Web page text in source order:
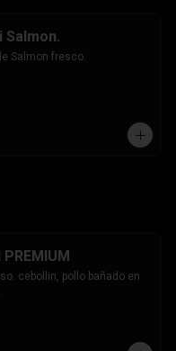
Salmon.
Salmon fresco.
PREMIUM
cebollin, pollo bañado en